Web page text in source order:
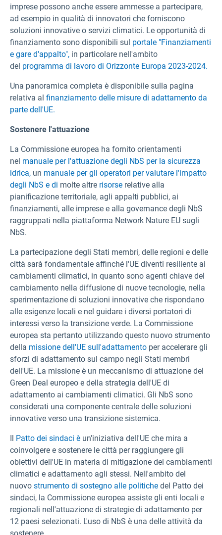
imprese possono anche essere ammesse a partecipare,
ad esempio in qualità di innovatori che forniscono
soluzioni innovative o servizi climatici. Le opportunità di
finanziamento sono disponibili sul portale "Finanziamenti
e gare d'appalto", in particolare nell'ambito
del programma di lavoro di Orizzonte Europa 2023-2024.
Una panoramica completa è disponibile sulla pagina
relativa al finanziamento delle misure di adattamento da
parte dell'UE.
Sostenere l'attuazione
La Commissione europea ha fornito orientamenti
nel manuale per l'attuazione degli NbS per la sicurezza
idrica, un manuale per gli operatori per valutare l'impatto
degli NbS e di molte altre risorse relative alla
pianificazione territoriale, agli appalti pubblici, ai
finanziamenti, alle imprese e alla governance degli NbS
raggruppati nella piattaforma Network Nature EU sugli
NbS.
La partecipazione degli Stati membri, delle regioni e delle
città sarà fondamentale affinché l'UE diventi resiliente ai
cambiamenti climatici, in quanto sono agenti chiave del
cambiamento nella diffusione di nuove tecnologie, nella
sperimentazione di soluzioni innovative che rispondano
alle esigenze locali e nel guidare i diversi portatori di
interessi verso la transizione verde. La Commissione
europea sta pertanto utilizzando questo nuovo strumento
della missione dell'UE sull'adattamento per accelerare gli
sforzi di adattamento sul campo negli Stati membri
dell'UE. La missione è un meccanismo di attuazione del
Green Deal europeo e della strategia dell'UE di
adattamento ai cambiamenti climatici. Gli NbS sono
considerati una componente centrale delle soluzioni
innovative verso una transizione sistemica.
Il Patto dei sindaci è un'iniziativa dell'UE che mira a
coinvolgere e sostenere le città per raggiungere gli
obiettivi dell'UE in materia di mitigazione dei cambiamenti
climatici e adattamento agli stessi. Nell'ambito del
nuovo strumento di sostegno alle politiche del Patto dei
sindaci, la Commissione europea assiste gli enti locali e
regionali nell'attuazione di strategie di adattamento per
12 paesi selezionati. L'uso di NbS è una delle attività da